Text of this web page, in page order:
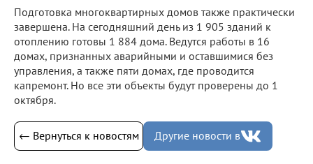
Подготовка многоквартирных домов также практически
завершена. На сегодняшний день из 1 905 зданий к
отоплению готовы 1 884 дома. Ведутся работы в 16
домах, признанных аварийными и оставшимися без
управления, а также пяти домах, где проводится
капремонт. Но все эти объекты будут проверены до 1
октября.
← Вернуться к новостям Другие новости в